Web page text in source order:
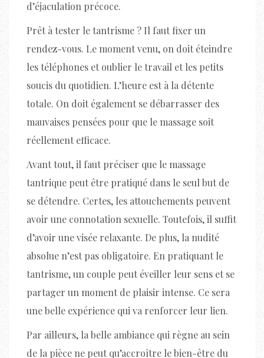
d’éjaculation précoce.
Prêt à tester le tantrisme ? Il faut fixer un
rendez-vous. Le moment venu, on doit éteindre
les téléphones et oublier le travail et les petits
soucis du quotidien. L’heure est à la détente
totale. On doit également se débarrasser des
mauvaises pensées pour que le massage soit
réellement efficace.
Avant tout, il faut préciser que le massage
tantrique peut être pratiqué dans le seul but de
se détendre. Certes, les attouchements peuvent
avoir une connotation sexuelle. Toutefois, il suffit
d’avoir une visée relaxante. De plus, la nudité
absolue n’est pas obligatoire. En pratiquant le
tantrisme, un couple peut éveiller leur sens et se
partager un moment de plaisir intense. Ce sera
une belle expérience qui va renforcer leur lien.
Par ailleurs, la belle ambiance qui règne au sein
de la pièce ne peut qu’accroître le bien-être du